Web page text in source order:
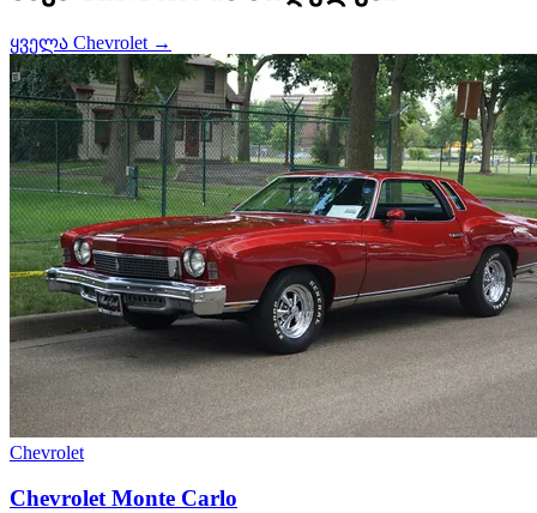
ყველა Chevrolet →
Chevrolet
Chevrolet Monte Carlo